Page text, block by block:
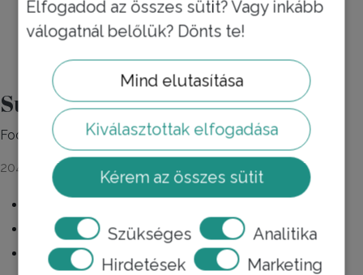
Surányi Szalon Törökbálint
Fodrászat, hajgyógyászat, fejmosós Head SPA,
2045 Törökbálint, Kastély u. 88
Elfogadod az összes sütit? Vagy inkább
válogatnál belőlük? Dönts te!
Mind elutasítása
Kiválasztottak elfogadása
Kérem az összes sütit
Szükséges
Analitika
Hirdetések
Marketing